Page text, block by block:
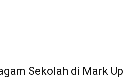
Sekolah di Mark Up